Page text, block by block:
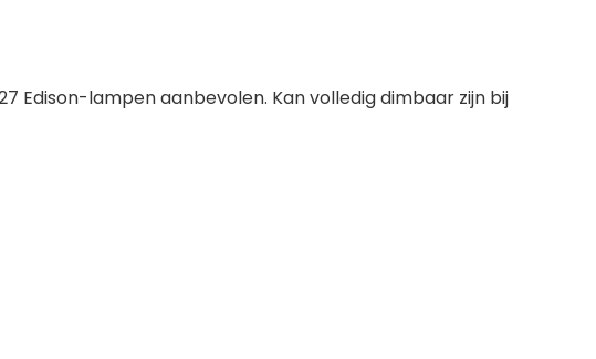
Edison-lampen aanbevolen. Kan volledig dimbaar zijn bij